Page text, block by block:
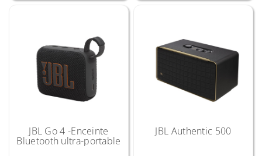
JBL Go 4 -Enceinte
Bluetooth ultra-portable
JBL Authentic 500